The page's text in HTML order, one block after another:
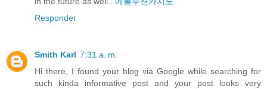
Responder
Smith Karl 7:31 a. m.
Hi there, I found your blog via Google while searching for
such kinda informative post and your post looks very